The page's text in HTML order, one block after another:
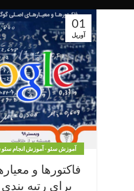
01
آوریل
آموزش سئو - آموزش انجام
فاکتورها و
برای رتبه بندی